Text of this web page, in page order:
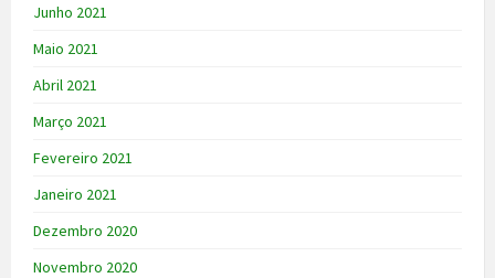
Junho 2021
Maio 2021
Abril 2021
Março 2021
Fevereiro 2021
Janeiro 2021
Dezembro 2020
Novembro 2020